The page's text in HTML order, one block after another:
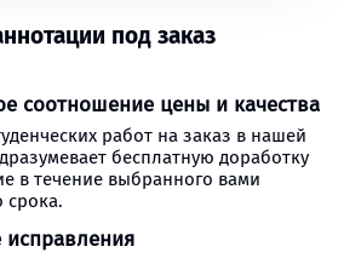
под заказ
соотношение цены и качества
работ на заказ в нашей
бесплатную доработку
в течение выбранного вами
срока.
исправления